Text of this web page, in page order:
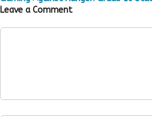
Leave a Comment